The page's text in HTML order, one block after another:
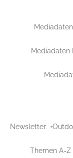
Mediadaten
Newsletter
Themen A-Z